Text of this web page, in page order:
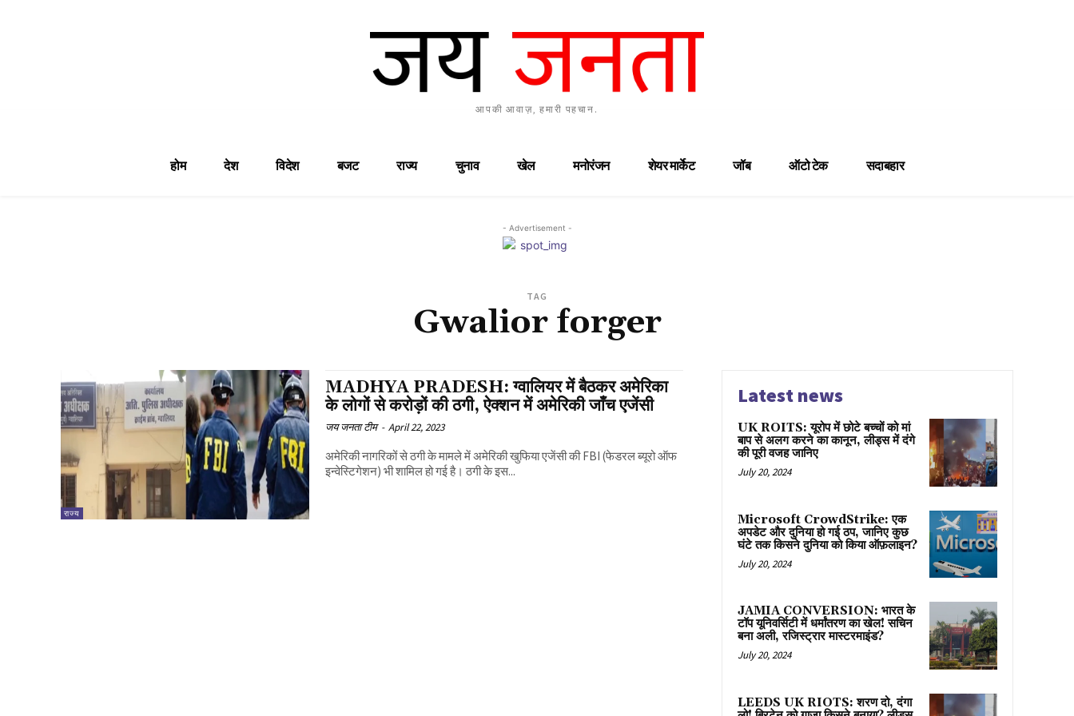
आपकी आवाज़, हमारी पहचान.
होम देश विदेश बजट राज्य चुनाव खेल मनोरंजन शेयर मार्केट जॉब ऑटो टेक सदाबहार
- Advertisement -
TAG
Gwalior forger
राज्य
MADHYA PRADESH: ग्वालियर में बैठकर अमेरिका
के लोगों से करोड़ों की ठगी, ऐक्शन में अमेरिकी जाँच एजेंसी
जय जनता टीम - April 22, 2023
अमेरिकी नागरिकों से ठगी के मामले में अमेरिकी खुफिया एजेंसी की FBI (फेडरल ब्यूरो ऑफ
इन्वेस्टिगेशन) भी शामिल हो गई है। ठगी के इस...
Latest news
UK ROITS: यूरोप में छोटे बच्चों को मां
बाप से अलग करने का कानून, लीड्स में दंगे
की पूरी वजह जानिए
July 20, 2024
Microsoft CrowdStrike: एक
अपडेट और दुनिया हो गई ठप, जानिए कुछ
घंटे तक किसने दुनिया को किया ऑफ़लाइन?
July 20, 2024
JAMIA CONVERSION: भारत के
टॉप यूनिवर्सिटी में धर्मांतरण का खेल! सचिन
बना अली, रजिस्ट्रार मास्टरमाइंड?
July 20, 2024
LEEDS UK RIOTS: शरण दो, दंगा